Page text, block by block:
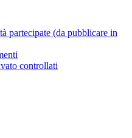
partecipate (da pubblicare in
controllati